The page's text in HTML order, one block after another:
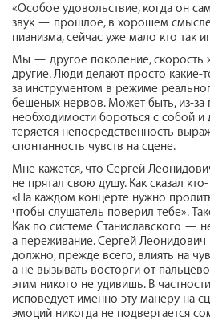
«Особое удовольствие, когда он
звук — прошлое, в хорошем смысле
пианизма, сейчас уже мало кто так
Мы — другое поколение, скорость
другие. Люди делают просто какие-
за инструментом в режиме
бешеных нервов. Может быть, из-за
необходимости бороться с собой и
теряется непосредственность
спонтанность чувств на сцене.
Мне кажется, что Сергей
не прятал свою душу. Как сказал
«На каждом концерте нужно
чтобы слушатель поверил тебе».
Как по системе Станиславского —
а переживание. Сергей Леонидович
должно, прежде всего, влиять на
а не вызывать восторги от
этим никого не удивишь. В
исповедует именно эту манеру на
эмоций никогда не подвергается